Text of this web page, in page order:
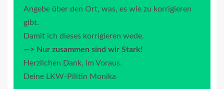
Angebe über den Ort, was, es wie zu korrigieren
gibt.
Damit ich dieses korrigieren wede.
—> Nur zusammen sind wir Stark!
Herzlichen Dank, im Voraus.
Deine LKW-Pilitin Monika